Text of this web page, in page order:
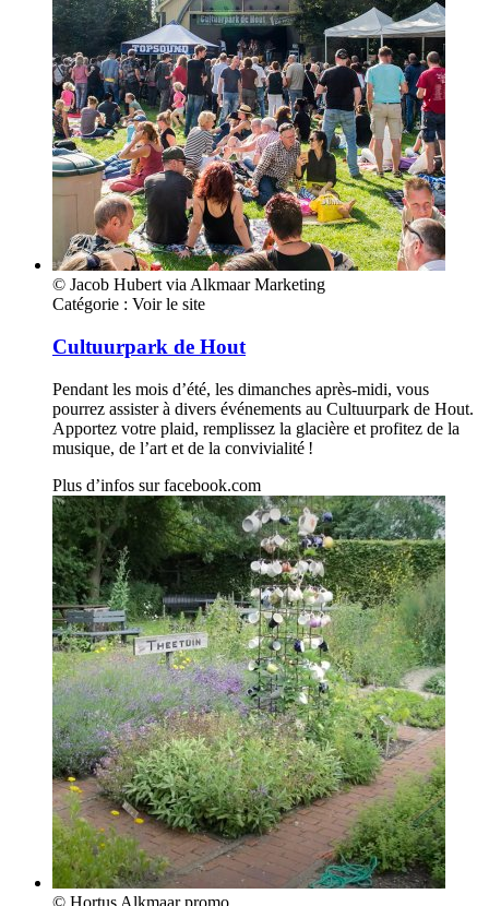
© Jacob Hubert via Alkmaar Marketing
Catégorie : Voir le site
Cultuurpark de Hout
Pendant les mois d’été, les dimanches après-midi, vous
pourrez assister à divers événements au Cultuurpark de Hout.
Apportez votre plaid, remplissez la glacière et profitez de la
musique, de l’art et de la convivialité !
Plus d’infos surfacebook.com
© Hortus Alkmaar promo